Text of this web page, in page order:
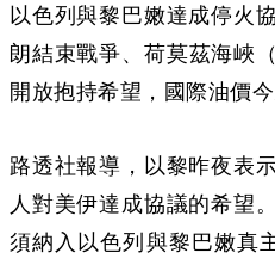
以色列與黎巴嫩達成停火
朗結束戰爭、荷莫茲海峽
開放抱持希望，國際油價
路透社報導，以黎昨夜表
人對美伊達成協議的希望
須納入以色列與黎巴嫩真